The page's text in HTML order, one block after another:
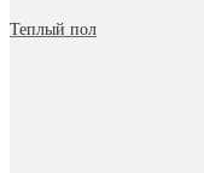
Теплый пол